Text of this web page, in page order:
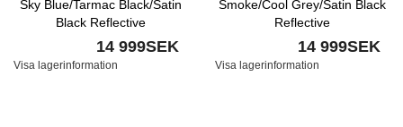
Sky Blue/Tarmac Black/Satin
Black Reflective
14 999SEK
Visa lagerinformation
Smoke/Cool Grey/Satin Black
Reflective
14 999SEK
Visa lagerinformation